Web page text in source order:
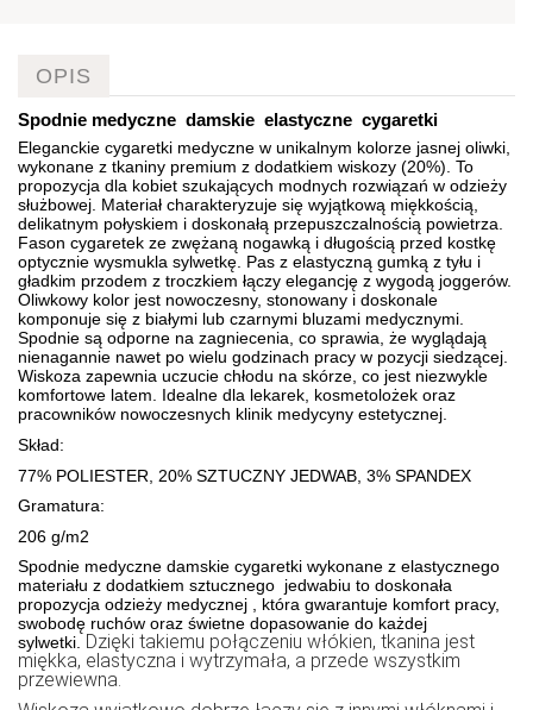
OPIS
Spodnie medyczne damskie elastyczne cygaretki
Eleganckie cygaretki medyczne w unikalnym kolorze jasnej oliwki,
wykonane z tkaniny premium z dodatkiem wiskozy (20%). To
propozycja dla kobiet szukających modnych rozwiązań w odzieży
służbowej. Materiał charakteryzuje się wyjątkową miękkością,
delikatnym połyskiem i doskonałą przepuszczalnością powietrza.
Fason cygaretek ze zwężaną nogawką i długością przed kostkę
optycznie wysmukla sylwetkę. Pas z elastyczną gumką z tyłu i
gładkim przodem z troczkiem łączy elegancję z wygodą joggerów.
Oliwkowy kolor jest nowoczesny, stonowany i doskonale
komponuje się z białymi lub czarnymi bluzami medycznymi.
Spodnie są odporne na zagniecenia, co sprawia, że wyglądają
nienagannie nawet po wielu godzinach pracy w pozycji siedzącej.
Wiskoza zapewnia uczucie chłodu na skórze, co jest niezwykle
komfortowe latem. Idealne dla lekarek, kosmetolożek oraz
pracowników nowoczesnych klinik medycyny estetycznej.
Skład:
77% POLIESTER, 20% SZTUCZNY JEDWAB, 3% SPANDEX
Gramatura:
206 g/m2
Spodnie medyczne damskie cygaretki wykonane z elastycznego
materiału z dodatkiem sztucznego jedwabiu to doskonała
propozycja odzieży medycznej , która gwarantuje komfort pracy,
swobodę ruchów oraz świetne dopasowanie do każdej
sylwetki. Dzięki takiemu połączeniu włókien, tkanina jest
miękka, elastyczna i wytrzymała, a przede wszystkim
przewiewna.